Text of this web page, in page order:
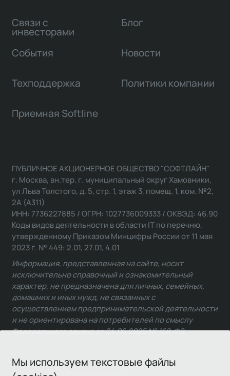
Мы используем текстовые файлы
Связи с
инвесторами
Блог
События Новости
Техподдержка Политики компании
Приемная Softline
ПУБЛИЧНОЕ АКЦИОНЕРНОЕ ОБЩЕСТВО "СОФТЛАЙН"
г. Москва, вн.тер. г. муниципальный округ Хамовники,
ул Льва Толстого, д. 5, стр. 1, этаж 3, помещ. 1, ком. №2,
2А (А311)
ИНН: 7736227885 / ОГРН: 1027736009333 / ОКВЭД: 46.90
Коды видов деятельности в области IT по перечню,
утвержденному Приказом Минцифры России от 11 мая
2023 г. № 449: 2.01, 27.01, 4.01
Информация, представленная на сайте, носит
исключительно справочный и ознакомительный
характер, не предназначена для личных, семейных,
домашних и иных нужд, не связанных с
осуществлением предпринимательской деятельности
и не ориентирована на потребителей по смыслу
Федерального закона от 24.06.2025 № 168-ФЗ.